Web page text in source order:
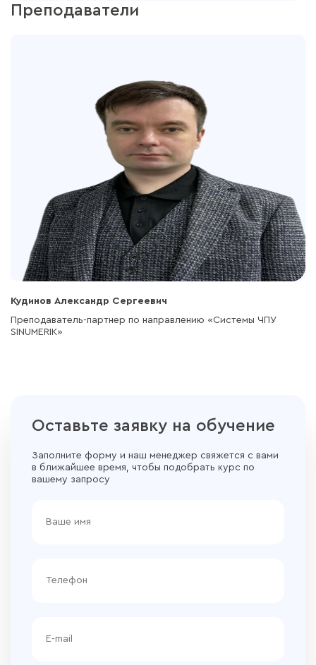
Преподаватели
Кудинов Александр Сергеевич
Преподаватель-партнер по направлению «Системы ЧПУ
SINUMERIK»
Оставьте заявку на обучение
Заполните форму и наш менеджер свяжется с вами
в ближайшее время, чтобы подобрать курс по
вашему запросу